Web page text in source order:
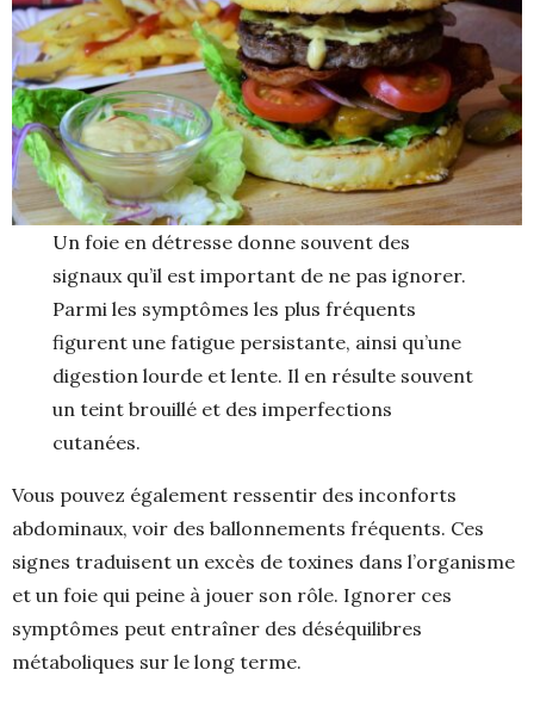
Un foie en détresse donne souvent des
signaux qu’il est important de ne pas ignorer.
Parmi les symptômes les plus fréquents
figurent une fatigue persistante, ainsi qu’une
digestion lourde et lente. Il en résulte souvent
un teint brouillé et des imperfections
cutanées.
Vous pouvez également ressentir des inconforts
abdominaux, voir des ballonnements fréquents. Ces
signes traduisent un excès de toxines dans l’organisme
et un foie qui peine à jouer son rôle. Ignorer ces
symptômes peut entraîner des déséquilibres
métaboliques sur le long terme.